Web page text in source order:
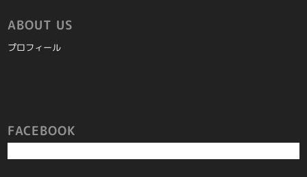
ABOUT US
プロフィール
FACEBOOK